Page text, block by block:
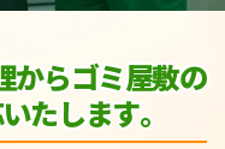
からゴミ屋敷の
たします｡